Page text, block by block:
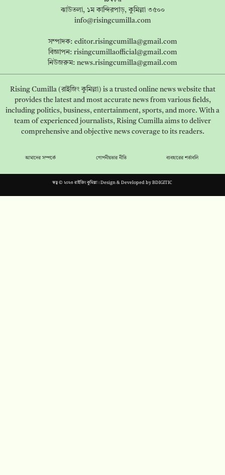
ঝাউতলা, ১ম কান্দিরপাড়, কুমিল্লা ৩৫০০
info@risingcumilla.com
সম্পাদক: editor.risingcumilla@gmail.com
বিজ্ঞাপন: risingcumillaofficial@gmail.com
নিউজরুম: news.risingcumilla@gmail.com
Rising Cumilla (রাইজিং কুমিল্লা) is a trusted online news website that
provides the latest and most accurate news from various fields,
including politics, business, entertainment, sports, and more. With a
team of experienced journalists, Rising Cumilla aims to deliver
comprehensive and objective news coverage to its readers.
আমাদের সম্পর্কে গোপনীয়তার নীতি ব্যবহারের শর্তাবলি
স্বত্ব © ২০২৩ রাইজিং কুমিল্লা। Design & Developed byBDIGITIC